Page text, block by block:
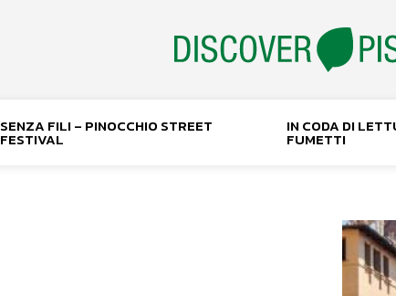
SENZA FILI – PINOCCHIO STREET
FESTIVAL
IN CODA DI
FUMETTI